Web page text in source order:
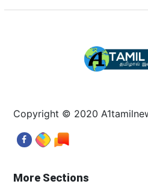
Copyright © 2020
More Sections